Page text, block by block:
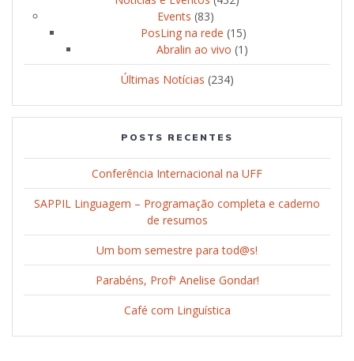
Events (83)
PosLing na rede (15)
Abralin ao vivo (1)
Últimas Notícias (234)
POSTS RECENTES
Conferência Internacional na UFF
SAPPIL Linguagem – Programação completa e caderno
de resumos
Um bom semestre para tod@s!
Parabéns, Profª Anelise Gondar!
Café com Linguística